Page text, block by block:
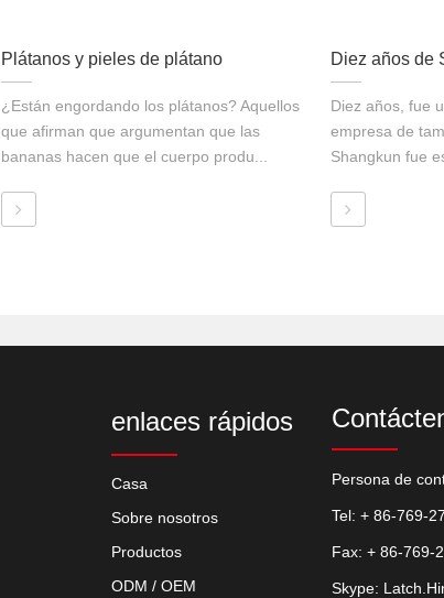
Plátanos y pieles de plátano
¿Están engordando los plátanos? Aquellos
que afirman que argumentan que las
bananas hacen que el cuerpo produ...
Diez años de
Diez años, fue
empresa de
Shangkun fue
enlaces rápidos
Casa
Sobre nosotros
Productos
ODM / OEM
Persona de
Tel: + 86-769-
Fax: + 86-769-
Skype: